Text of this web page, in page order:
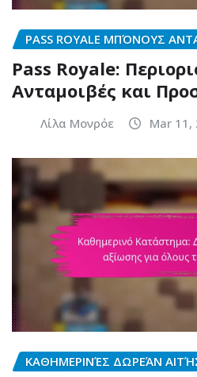
PASS ROYALE ΜΠΌΝΟΥΣ
Pass Royale:
Ανταμοιβές και
Λίλα Μονρόε Mar 11,
ΚΑΘΗΜΕΡΙΝΈΣ ΔΩΡΕΆΝ